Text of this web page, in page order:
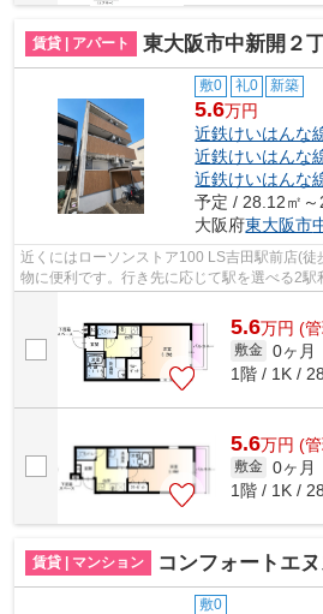
賃貸 | アパート 東大阪市中新開２
敷0 礼0 新築
5.6万円
近鉄けいはんな
近鉄けいはんな
近鉄けいはんな
予定 / 28.12㎡～
大阪府東大阪市
近くにはローソンストア100 LS吉田駅前店(
物に便利です。行き先に応じて駅を選べる2駅
5.6万円 (
敷金 0ヶ月
1階 / 1K /
5.6万円 (
敷金 0ヶ月
1階 / 1K /
賃貸 | マンション コンフォートエ
敷0